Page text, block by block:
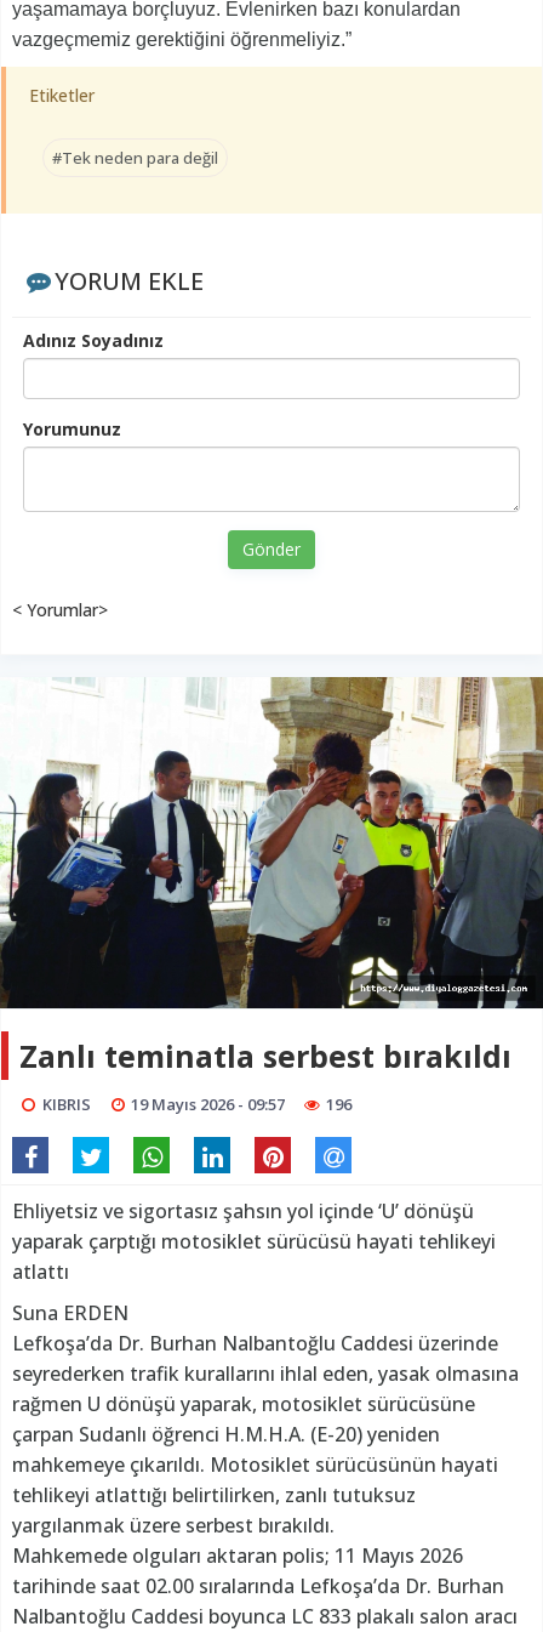
yaşamamaya borçluyuz. Evlenirken bazı konulardan
vazgeçmemiz gerektiğini öğrenmeliyiz.”
Etiketler
#Tek neden para değil
YORUM EKLE
Adınız Soyadınız
Yorumunuz
Gönder
< Yorumlar>
Zanlı teminatla serbest bırakıldı
KIBRIS 19 Mayıs 2026 - 09:57 196
Ehliyetsiz ve sigortasız şahsın yol içinde ‘U’ dönüşü
yaparak çarptığı motosiklet sürücüsü hayati tehlikeyi
atlattı
Suna ERDEN
Lefkoşa’da Dr. Burhan Nalbantoğlu Caddesi üzerinde
seyrederken trafik kurallarını ihlal eden, yasak olmasına
rağmen U dönüşü yaparak, motosiklet sürücüsüne
çarpan Sudanlı öğrenci H.M.H.A. (E-20) yeniden
mahkemeye çıkarıldı. Motosiklet sürücüsünün hayati
tehlikeyi atlattığı belirtilirken, zanlı tutuksuz
yargılanmak üzere serbest bırakıldı.
Mahkemede olguları aktaran polis; 11 Mayıs 2026
tarihinde saat 02.00 sıralarında Lefkoşa’da Dr. Burhan
Nalbantoğlu Caddesi boyunca LC 833 plakalı salon aracı